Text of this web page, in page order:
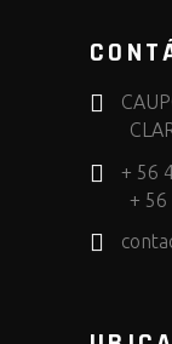
+ 56
+ 56